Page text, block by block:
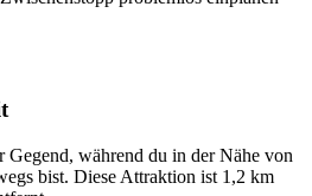
Gegend, während du in der Nähe von
bist. Diese Attraktion ist 1,2 km